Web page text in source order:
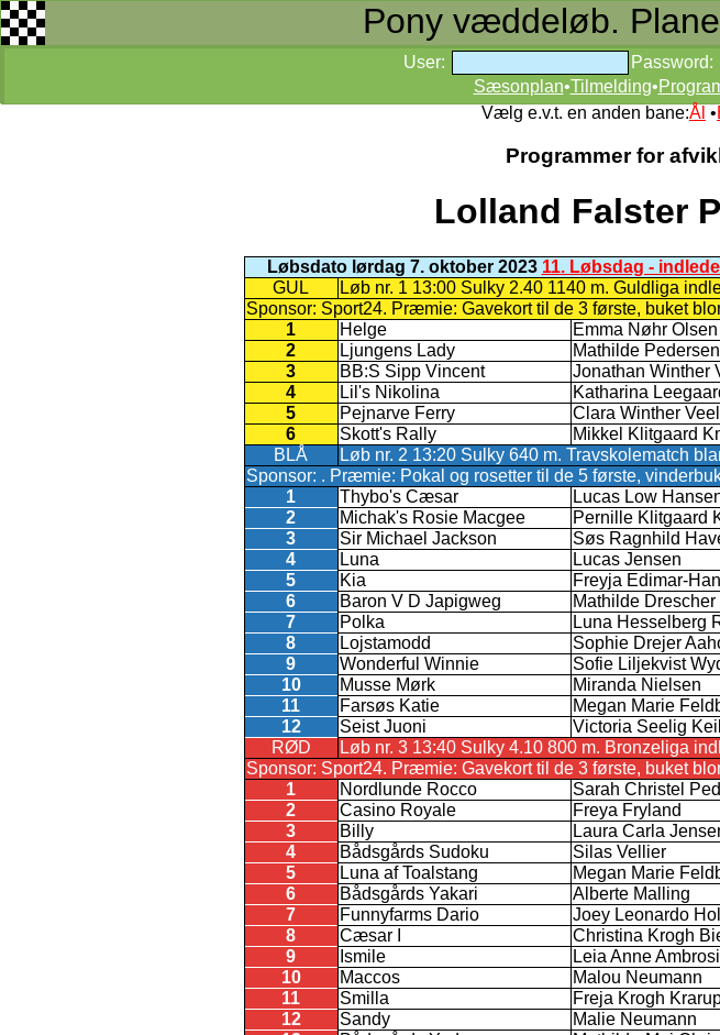
Pony væddeløb.
User: Password:
Sæsonplan•Tilmelding•
Vælg e.v.t. en anden bane:Ål •
Programmer for
Lolland Falster
Løbsdato lørdag 7. oktober 2023 11. Løbsdag -
GUL
Løb nr. 1 13:00 Sulky 2.40 1140 m. Guldliga
Sponsor: Sport24. Præmie: Gavekort til de 3 første, buket
1
Helge Emma Nøhr Olsen
2
Ljungens Lady Mathilde Pedersen
3
BB:S Sipp Vincent Jonathan Winther
4
Lil's Nikolina Katharina
5
Pejnarve Ferry Clara Winther Veel
6
Skott's Rally Mikkel Klitgaard
BLÅ
Løb nr. 2 13:20 Sulky 640 m. Travskolematch
Sponsor: . Præmie: Pokal og rosetter til de 5 første,
1
Thybo's Cæsar Lucas Low
2
Michak's Rosie Macgee Pernille Klitgaard
3
Sir Michael Jackson Søs Ragnhild
4
Luna Lucas Jensen
5
Kia Freyja Edimar-
6
Baron V D Japigweg Mathilde Drescher
7
Polka Luna Hesselberg
8
Lojstamodd Sophie Drejer
9
Wonderful Winnie Sofie Liljekvist
10
Musse Mørk Miranda Nielsen
11
Farsøs Katie Megan Marie
12
Seist Juoni Victoria Seelig
RØD
Løb nr. 3 13:40 Sulky 4.10 800 m. Bronzeliga
Sponsor: Sport24. Præmie: Gavekort til de 3 første, buket
1
Nordlunde Rocco Sarah Christel
2
Casino Royale Freya Fryland
3
Billy Laura Carla
4
Bådsgårds Sudoku Silas Vellier
5
Luna af Toalstang Megan Marie
6
Bådsgårds Yakari Alberte Malling
7
Funnyfarms Dario Joey Leonardo
8
Cæsar I Christina Krogh
9
Ismile Leia Anne
10
Maccos Malou Neumann
11
Smilla Freja Krogh
12
Sandy Malie Neumann